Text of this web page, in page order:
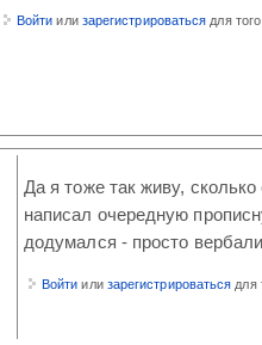
Войти или зарегистрироваться для
Да я тоже так живу,
написал очередную
додумался - просто
Войти или зарегистрироваться для